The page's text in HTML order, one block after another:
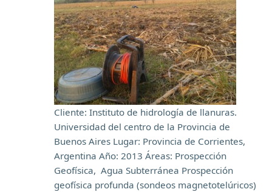
Cliente: Instituto de hidrología de llanuras.
Universidad del centro de la Provincia de
Buenos Aires Lugar: Provincia de Corrientes,
Argentina Año: 2013 Áreas: Prospección
Geofísica, Agua Subterránea Prospección
geofísica profunda (sondeos magnetotelúricos)